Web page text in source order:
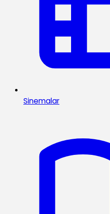
Sinemalar